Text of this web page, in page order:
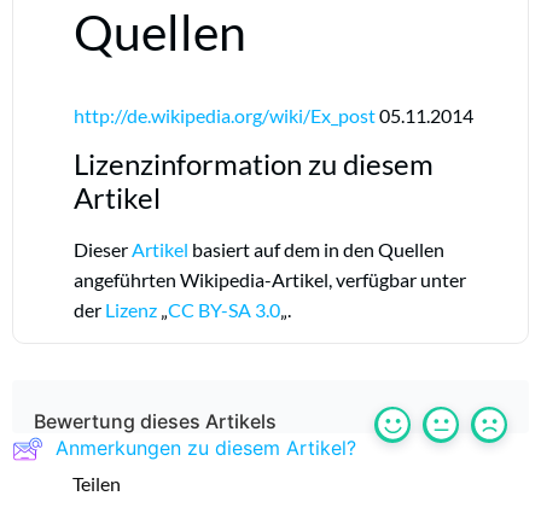
Quellen
http://de.wikipedia.org/wiki/Ex_post05.11.2014
Lizenzinformation zu diesem
Artikel
DieserArtikel basiert auf dem in den Quellen
angeführten Wikipedia-Artikel, verfügbar unter
der Lizenz „CC BY-SA 3.0„.
Bewertung dieses Artikels
Anmerkungen zu diesem Artikel?
Teilen